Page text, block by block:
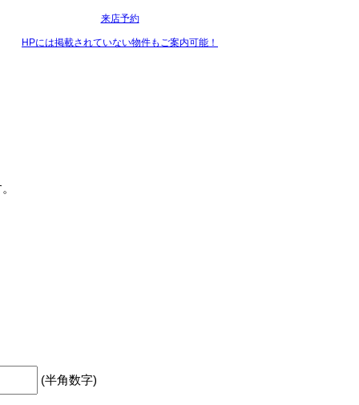
来店予約
HPには掲載されていない物件もご案内可能！
(半角数字)